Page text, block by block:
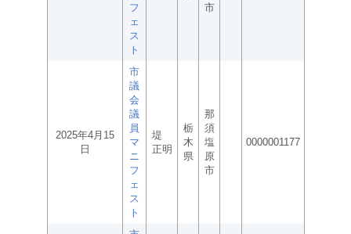
フ
ェ
ス
ト
市
2025年4月15
日
市
議
会
議
員
マ
ニ
フ
ェ
ス
ト
堤
正明
栃
木
県
那
須
塩
原
市
0000001177